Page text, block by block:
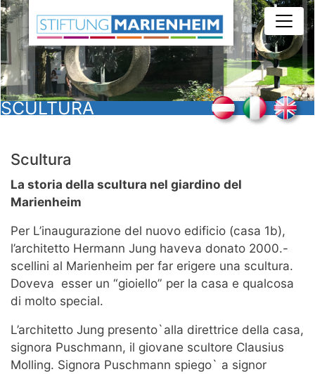
al
contenuto
principale
SCULTURA
Scultura
La storia della scultura nel giardino del
Marienheim
Per L’inaugurazione del nuovo edificio (casa 1b),
l’architetto Hermann Jung haveva donato 2000.-
scellini al Marienheim per far erigere una scultura.
Doveva esser un “gioiello” per la casa e qualcosa
di molto special.
L’architetto Jung presento`alla direttrice della casa,
signora Puschmann, il giovane scultore Clausius
Molling. Signora Puschmann spiego` a signor